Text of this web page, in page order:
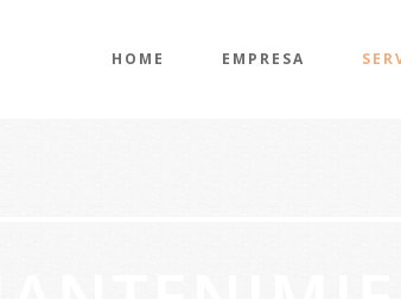
HOME EMPRESA